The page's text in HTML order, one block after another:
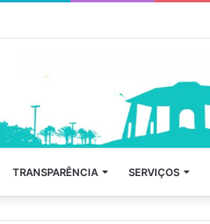
TRANSPARÊNCIA SERVIÇOS